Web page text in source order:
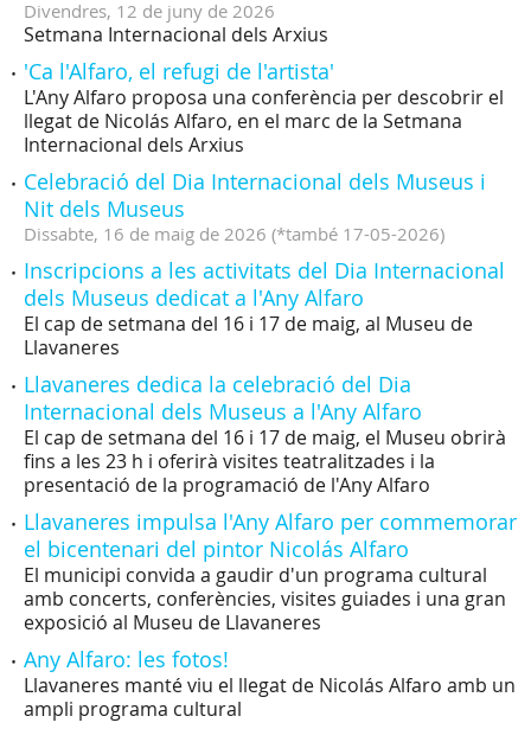
Divendres, 12 de juny de 2026
Setmana Internacional dels Arxius
'Ca l'Alfaro, el refugi de l'artista'
L'Any Alfaro proposa una conferència per descobrir el
llegat de Nicolás Alfaro, en el marc de la Setmana
Internacional dels Arxius
Celebració del Dia Internacional dels Museus i
Nit dels Museus
Dissabte, 16 de maig de 2026 (*també 17-05-2026)
Inscripcions a les activitats del Dia Internacional
dels Museus dedicat a l'Any Alfaro
El cap de setmana del 16 i 17 de maig, al Museu de
Llavaneres
Llavaneres dedica la celebració del Dia
Internacional dels Museus a l'Any Alfaro
El cap de setmana del 16 i 17 de maig, el Museu obrirà
fins a les 23 h i oferirà visites teatralitzades i la
presentació de la programació de l'Any Alfaro
Llavaneres impulsa l'Any Alfaro per commemorar
el bicentenari del pintor Nicolás Alfaro
El municipi convida a gaudir d'un programa cultural
amb concerts, conferències, visites guiades i una gran
exposició al Museu de Llavaneres
Any Alfaro: les fotos!
Llavaneres manté viu el llegat de Nicolás Alfaro amb un
ampli programa cultural